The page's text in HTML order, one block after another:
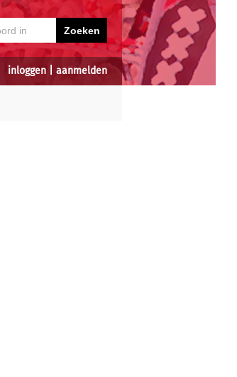
inloggen aanmelden